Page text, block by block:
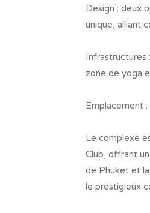
Design : deux
unique, alliant
Infrastructures
zone de yoga
Emplacement :
Le complexe
Club, offrant
de Phuket et
le prestigieux